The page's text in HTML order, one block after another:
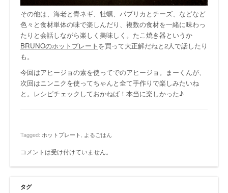
その他は、海老と青ネギ、牡蠣、パプリカとチーズ、などなど
色々と食材単体の味で楽しんだり、複数の食材を一緒に味わっ
たりと会話しながら楽しく美味しく。たこ焼き器というか
BRUNOのホットプレート を買って大正解だねと2人で話したり
も。
今回はアヒージョの素を使ってでのアヒージョ。まーくんが、
次回はニンニクを使ってちゃんと全て手作りで楽しみたいね
と。レシピチェックしておかねば！本当に楽しかった♪
Tagged: ホットプレート よるごはん
コメントは受け付けていません。
タグ